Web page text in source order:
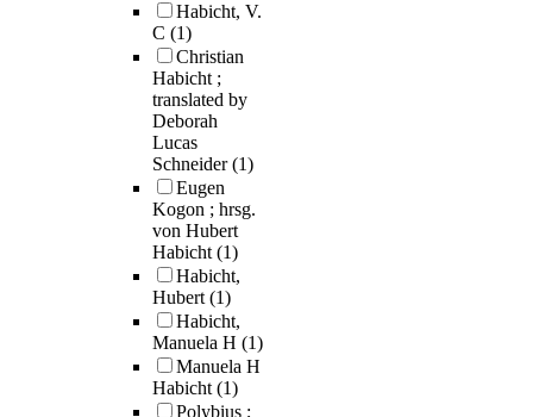
Habicht, V.
C (1)
Christian
Habicht ;
translated by
Deborah
Lucas
Schneider(1)
Eugen
Kogon ; hrsg.
von Hubert
Habicht(1)
Habicht,
Hubert(1)
Habicht,
Manuela H (1)
Manuela H
Habicht(1)
Polybius ;